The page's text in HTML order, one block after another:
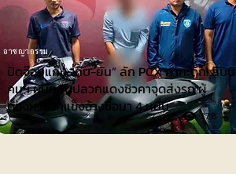
ปิดจ๊อบแก๊ง “ถีบ-ยัน” ลัก PCX คากะดึก! สืบนิ
คมฯ ผนึกสืบปลวกแดงซิวคาจุดส่งรถ ผู้
ต้องหาปากแข็งอ้างซื้อมา 4 หมื่น
อาชญากรรม
378